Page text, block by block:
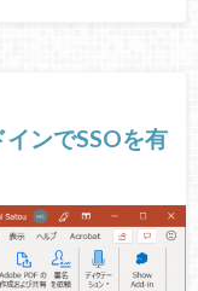
ンでSSOを有